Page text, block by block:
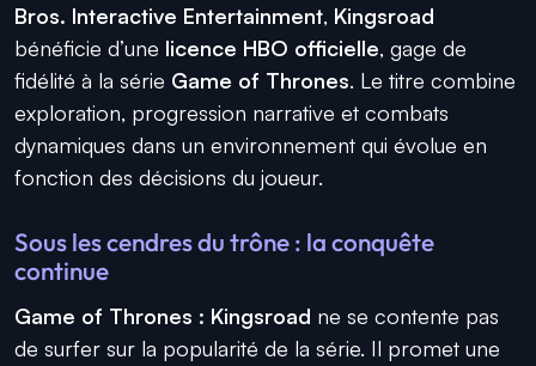
Bros. Interactive Entertainment, Kingsroad
bénéficie d’une licence HBO officielle, gage de
fidélité à la série Game of Thrones. Le titre combine
exploration, progression narrative et combats
dynamiques dans un environnement qui évolue en
fonction des décisions du joueur.
Sous les cendres du trône : la conquête
continue
Game of Thrones : Kingsroad ne se contente pas
de surfer sur la popularité de la série. Il promet une